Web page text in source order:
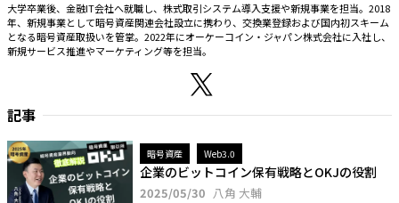
大学卒業後、金融IT会社へ就職し、株式取引システム導入支援や新規事業を担当。2018
年、新規事業として暗号資産関連会社設立に携わり、交換業登録および国内初スキーム
となる暗号資産取扱いを管掌。2022年にオーケーコイン・ジャパン株式会社に入社し、
新規サービス推進やマーケティング等を担当。
記事
暗号資産 Web3.0
企業のビットコイン保有戦略とOKJの役割
2025/05/30 八角 大輔